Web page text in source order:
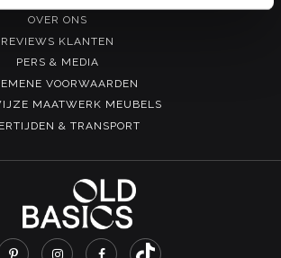
OVER ONS
REVIEWS KLANTEN
PERS & MEDIA
VOORWAARDEN
MAATWERK MEUBELS
& TRANSPORT